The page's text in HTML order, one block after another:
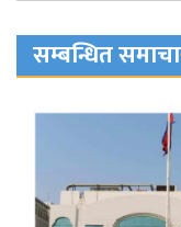
सम्बन्धित